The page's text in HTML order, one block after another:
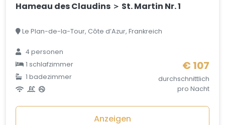
Hameau des Claudins ＞ St. Martin Nr. 1
Le Plan-de-la-Tour, Côte d’Azur, Frankreich
4 personen
1 schlafzimmer
1 badezimmer
€ 107
durchschnittlich
pro Nacht
Anzeigen